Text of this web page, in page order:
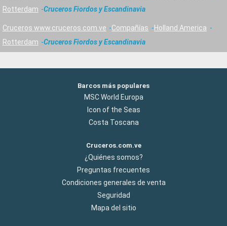
Rotterdam
Cruceros Fiordos y Escandinavia
Cruceros www.cruceros.com.ve Compañías
Holland America
Rotterdam
Cruceros Fiordos y Escandinavia
Barcos más populares
MSC World Europa
Icon of the Seas
Costa Toscana
Cruceros.com.ve
¿Quiénes somos?
Preguntas frecuentes
Condiciones generales de venta
Seguridad
Mapa del sitio